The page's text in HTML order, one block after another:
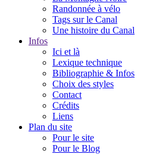
Randonnée à vélo
Tags sur le Canal
Une histoire du Canal
Infos
Ici et là
Lexique technique
Bibliographie & Infos
Choix des styles
Contact
Crédits
Liens
Plan du site
Pour le site
Pour le Blog